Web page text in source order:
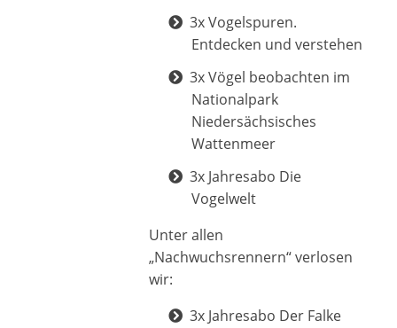
3x Vogelspuren.
Entdecken und verstehen
3x Vögel beobachten im
Nationalpark
Niedersächsisches
Wattenmeer
3x Jahresabo Die
Vogelwelt
Unter allen
„Nachwuchsrennern“ verlosen
wir:
3x Jahresabo Der Falke